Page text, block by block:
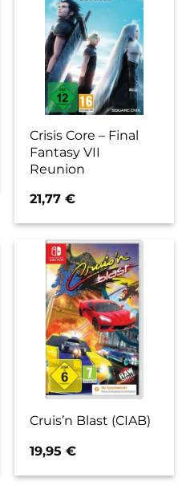
Crisis Core – Final
Fantasy VII
Reunion
21,77€
Cruis’n Blast (CIAB)
19,95€